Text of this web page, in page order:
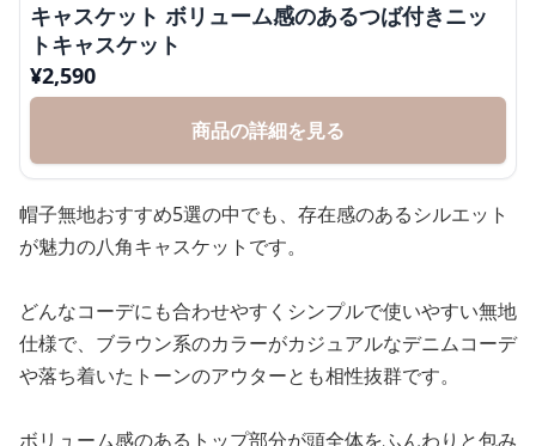
キャスケット ボリューム感のあるつば付きニッ
トキャスケット
¥2,590
商品の詳細を見る
帽子無地おすすめ5選の中でも、存在感のあるシルエット
が魅力の八角キャスケットです。
どんなコーデにも合わせやすくシンプルで使いやすい無地
仕様で、ブラウン系のカラーがカジュアルなデニムコーデ
や落ち着いたトーンのアウターとも相性抜群です。
ボリューム感のあるトップ部分が頭全体をふんわりと包み